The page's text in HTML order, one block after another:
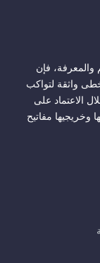
والمعرفة، فإن
واثقة لتواكب
الاعتماد على
وخريجيها مفاتيح